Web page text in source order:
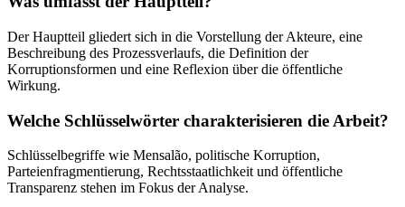
Der Hauptteil gliedert sich in die Vorstellung der Akteure, eine
Beschreibung des Prozessverlaufs, die Definition der
Korruptionsformen und eine Reflexion über die öffentliche
Wirkung.
Welche Schlüsselwörter charakterisieren die Arbeit?
Schlüsselbegriffe wie Mensalão, politische Korruption,
Parteienfragmentierung, Rechtsstaatlichkeit und öffentliche
Transparenz stehen im Fokus der Analyse.